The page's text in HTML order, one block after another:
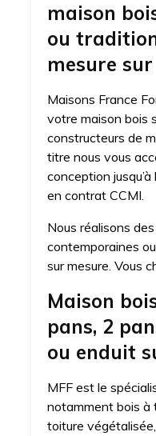
maison
ou
mesure
Maisons France
votre maison bois
constructeurs de
titre nous vous
conception
en contrat CCMI.
Nous réalisons
contemporaines
sur mesure. Vous
Maison
pans, 2
ou enduit
MFF est le
notamment bois à
toiture